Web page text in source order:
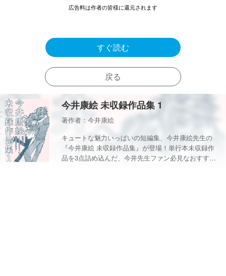
広告料は作者の皆様に還元されます
すぐ読む
戻る
今井康絵 未収録作品集 1
著作者：今井康絵
キュートな魅力いっぱいの短編集、今井康絵先生の
『今井康絵 未収録作品集』が登場！単行本未収録作
品を3点詰め込んだ、今井先生ファン必見なおすすめ